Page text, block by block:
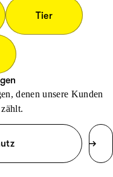
Tier
denen unsere Kunden